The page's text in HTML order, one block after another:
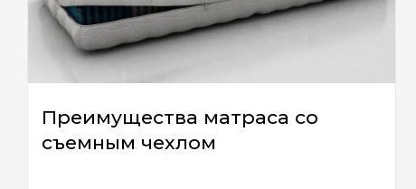
Преимущества матраса со
съемным чехлом